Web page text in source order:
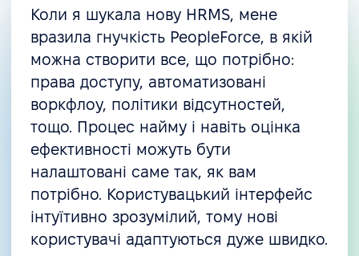
Коли я шукала нову HRMS, мене
вразила гнучкість PeopleForce, в якій
можна створити все, що потрібно:
права доступу, автоматизовані
воркфлоу, політики відсутностей,
тощо. Процес найму і навіть оцінка
ефективності можуть бути
налаштовані саме так, як вам
потрібно. Користувацький інтерфейс
інтуїтивно зрозумілий, тому нові
користувачі адаптуються дуже швидко.